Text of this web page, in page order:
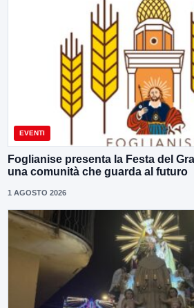
EVENTI
Foglianise presenta la Festa del
una comunità che guarda al futuro
1 AGOSTO 2026